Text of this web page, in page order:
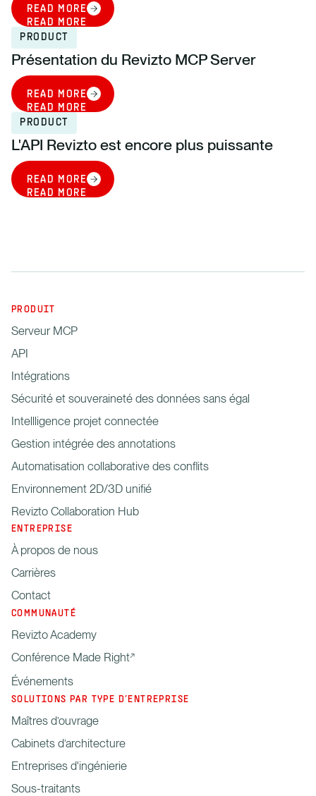
READ MORE
READ MORE
PRODUCT
Présentation du Revizto MCP Server
READ MORE
READ MORE
PRODUCT
L'API Revizto est encore plus puissante
READ MORE
READ MORE
PRODUIT
Serveur MCP
API
Intégrations
Sécurité et souveraineté des données sans égal
Intellligence projet connectée
Gestion intégrée des annotations
Automatisation collaborative des conflits
Environnement 2D/3D unifié
Revizto Collaboration Hub
ENTREPRISE
À propos de nous
Carrières
Contact
COMMUNAUTÉ
Revizto Academy
Conférence Made Right
Événements
SOLUTIONS PAR TYPE D’ENTREPRISE
Maîtres d’ouvrage
Cabinets d’architecture
Entreprises d'ingénierie
Sous-traitants